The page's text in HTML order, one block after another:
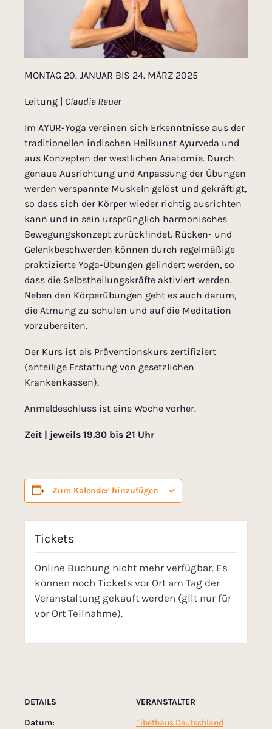
MONTAG 20. JANUAR BIS 24. MÄRZ 2025
Leitung | Claudia Rauer
Im AYUR-Yoga vereinen sich Erkenntnisse aus der
traditionellen indischen Heilkunst Ayurveda und
aus Konzepten der westlichen Anatomie. Durch
genaue Ausrichtung und Anpassung der Übungen
werden verspannte Muskeln gelöst und gekräftigt,
so dass sich der Körper wieder richtig ausrichten
kann und in sein ursprünglich harmonisches
Bewegungskonzept zurückfindet. Rücken- und
Gelenkbeschwerden können durch regelmäßige
praktizierte Yoga-Übungen gelindert werden, so
dass die Selbstheilungskräfte aktiviert werden.
Neben den Körperübungen geht es auch darum,
die Atmung zu schulen und auf die Meditation
vorzubereiten.
Der Kurs ist als Präventionskurs zertifiziert
(anteilige Erstattung von gesetzlichen
Krankenkassen).
Anmeldeschluss ist eine Woche vorher.
Zeit | jeweils 19.30 bis 21 Uhr
Zum Kalender hinzufügen
DETAILS
Datum:
VERANSTALTER
Tibethaus Deutschland
Tickets
Online Buchung nicht mehr verfügbar. Es
können noch Tickets vor Ort am Tag der
Veranstaltung gekauft werden (gilt nur für
vor Ort Teilnahme).